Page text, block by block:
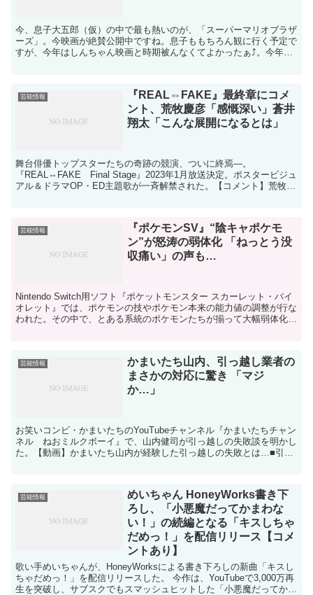
今、息子大五郎（仮）の中で最も熱いのが、「スーパーマリオブラザ
ーズ」。今映画が絶賛公開中ですね。息子ももちろん観に行く予定で
すが、今年はしんちゃん映画と時期被んなくてよかったぁ⤴︎。今年の
芸能情報
『REAL⇔FAKE』最終章にコメ
ント、荒牧慶彦「感慨深い」蒼井
翔太「こんな展開になるとは」
舞台俳優トップスターたちの奇跡の競演、ついに終焉―。
『REAL⇔FAKE Final Stage』2023年1月放送決定。ポスタービジュ
アル＆ドラマOP・ED主題歌が一斉解禁された。【コメント】荒牧慶
芸能情報
『ポケモンSV』“陰キャポケモ
ン”が怒涛の弱体化 「ねっとう没
収痛い」の声も…
Nintendo Switch用ソフト『ポケットモンスター スカーレット・バイ
オレット』では、ポケモンの技やポケモン本来の能力値の調整が行な
われた。その中で、とある系統のポケモンたちが揃って大幅弱体化し
芸能情報
かまいたち山内、引っ越し業者の
まさかの対応に驚き 「マジ
か…」
お笑いコンビ・かまいたちのYouTubeチャンネル『かまいたちチャン
ネル ねおミルクボーイ』で、山内健司が引っ越しの失敗談を明かし
た。【動画】かまいたち山内が経験した引っ越しの失敗とは…■引っ
芸能情報
めいちゃん HoneyWorks書き下
ろし、「小悪魔だってかまわな
い！」の続編となる「キスしちゃ
だめっ！」を配信リリース【コメ
ントあり】
歌い⼿めいちゃんが、HoneyWorksによる書き下ろしの新曲「キスし
ちゃだめっ！」を配信リリースした。 今作は、YouTubeで3,000万再
⽣を突破し、サブスクでもスマッシュヒットした「⼩悪魔だってかま